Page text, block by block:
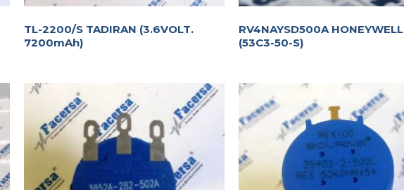
TL-2200/S TADIRAN (3.6VOLT.
7200mAh)
RV4NAYSD500A HONEYWELL
(53C3-50-S)